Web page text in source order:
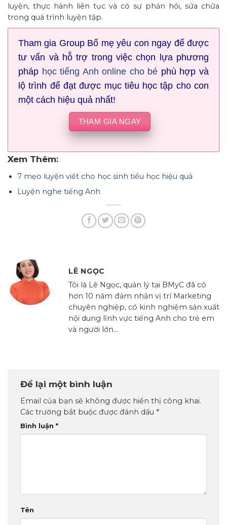
luyện, thực hành liên tục và có sự phản hồi, sửa chữa
trong quá trình luyện tập.
Tham gia Group Bố mẹ yêu con ngay để được
tư vấn và hỗ trợ trong việc chọn lựa phương
pháp học tiếng Anh online cho bé phù hợp và
lộ trình để đạt được mục tiêu học tập cho con
một cách hiệu quả nhất!
THAM GIA NGAY
Xem Thêm:
7 mẹo luyện viết cho học sinh tiểu học hiệu quả
Luyện nghe tiếng Anh
LÊ NGỌC
Tôi là Lê Ngọc, quản lý tại BMyC đã có
hơn 10 năm đảm nhận vị trí Marketing
chuyên nghiệp, có kinh nghiệm sản xuất
nội dung lĩnh vực tiếng Anh cho trẻ em
và người lớn...
Để lại một bình luận
Email của bạn sẽ không được hiển thị công khai.
Các trường bắt buộc được đánh dấu *
Bình luận *
Tên